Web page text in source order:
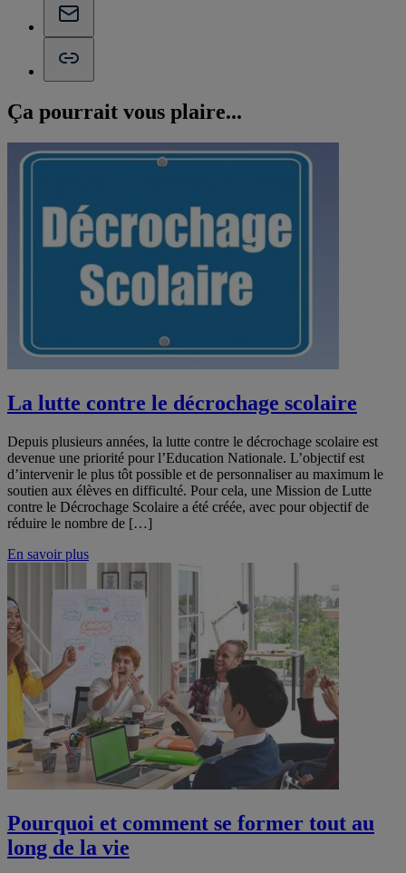
Ça pourrait vous plaire...
La lutte contre le décrochage scolaire
Depuis plusieurs années, la lutte contre le décrochage scolaire est
devenue une priorité pour l’Education Nationale. L’objectif est
d’intervenir le plus tôt possible et de personnaliser au maximum le
soutien aux élèves en difficulté. Pour cela, une Mission de Lutte
contre le Décrochage Scolaire a été créée, avec pour objectif de
réduire le nombre de […]
En savoir plus
Pourquoi et comment se former tout au
long de la vie